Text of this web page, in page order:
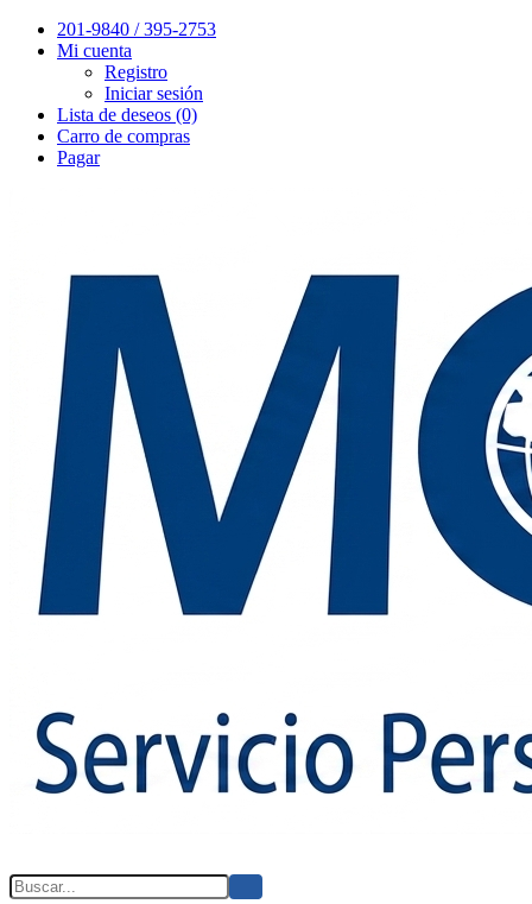
201-9840 / 395-2753
Mi cuenta
Registro
Iniciar sesión
Lista de deseos (0)
Carro de compras
Pagar